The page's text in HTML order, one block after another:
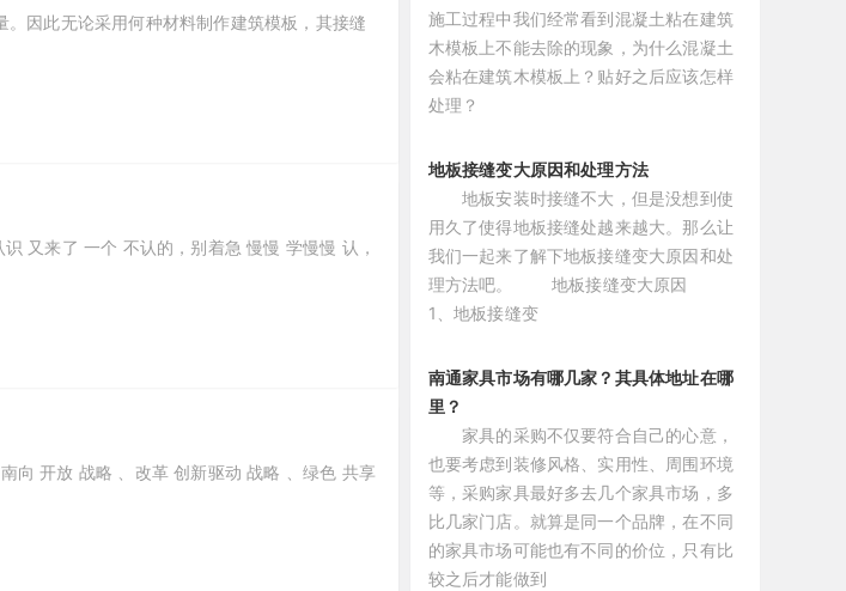
因此无论采用何种材料制作建筑模板，其接缝
又来了 一个 不认的，别着急 慢慢 学慢慢 认，
向 开放 战略 、改革 创新驱动 战略 、绿色 共享
施工过程中我们经常看到混凝土粘在建筑
木模板上不能去除的现象，为什么混凝土
会粘在建筑木模板上？贴好之后应该怎样
处理？
地板接缝变大原因和处理方法
地板安装时接缝不大，但是没想到使
用久了使得地板接缝处越来越大。那么让
我们一起来了解下地板接缝变大原因和处
理方法吧。 地板接缝变大原因
1、地板接缝变
南通家具市场有哪几家？其具体地址在哪
里？
家具的采购不仅要符合自己的心意，
也要考虑到装修风格、实用性、周围环境
等，采购家具最好多去几个家具市场，多
比几家门店。就算是同一个品牌，在不同
的家具市场可能也有不同的价位，只有比
较之后才能做到